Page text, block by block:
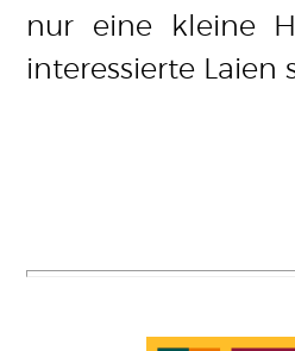
nur eine kleine
interessierte Laien